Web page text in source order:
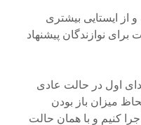
از ایستایی بیشتری
نوازندگان پیشنهاد
اول در حالت عادی
میزان باز بودن
کنیم و با همان حالت